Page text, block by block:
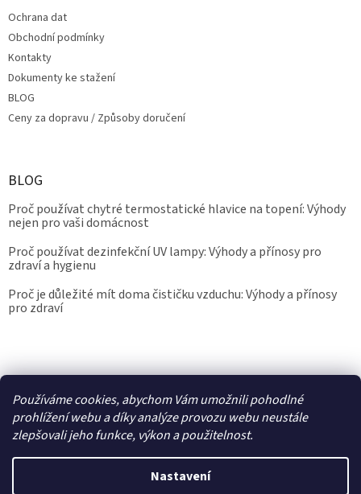
Používáme cookies, abychom Vám umožnili pohodlné
prohlížení webu a díky analýze provozu webu neustále
zlepšovali jeho funkce, výkon a použitelnost.
Nastavení
Ochrana dat
Obchodní podmínky
Kontakty
Dokumenty ke stažení
BLOG
Ceny za dopravu / Způsoby doručení
BLOG
Proč používat chytré termostatické hlavice na topení: Výhody
nejen pro vaši domácnost
Proč používat dezinfekční UV lampy: Výhody a přínosy pro
zdraví a hygienu
Proč je důležité mít doma čističku vzduchu: Výhody a přínosy
pro zdraví